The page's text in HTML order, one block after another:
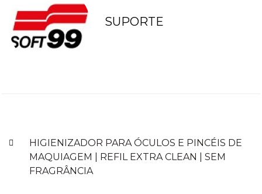
SUPORTE
HIGIENIZADOR PARA ÓCULOS E PINCÉIS DE
MAQUIAGEM | REFIL EXTRA CLEAN | SEM
FRAGRÂNCIA